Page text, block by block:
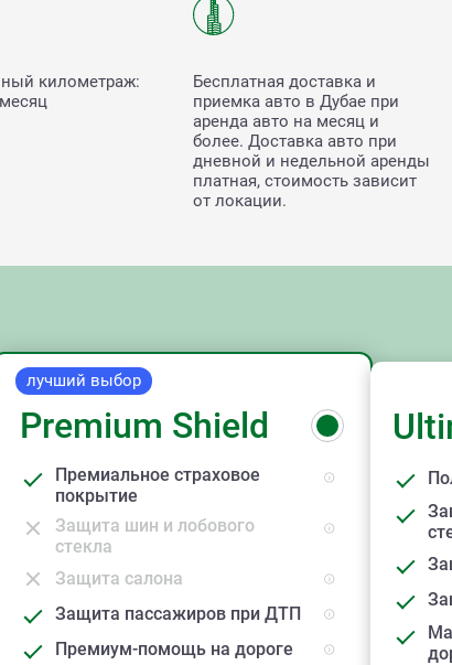
километраж:
Бесплатная доставка и
приемка авто в Дубае при
аренда авто на месяц и
более. Доставка авто при
дневной и недельной аренды
платная, стоимость зависит
от локации.
лучший выбор
Premium Shield
Премиальное страховое
покрытие
Защита шин и лобового
стекла
Защита салона
Защита пассажиров при ДТП
Премиум-помощь на дороге